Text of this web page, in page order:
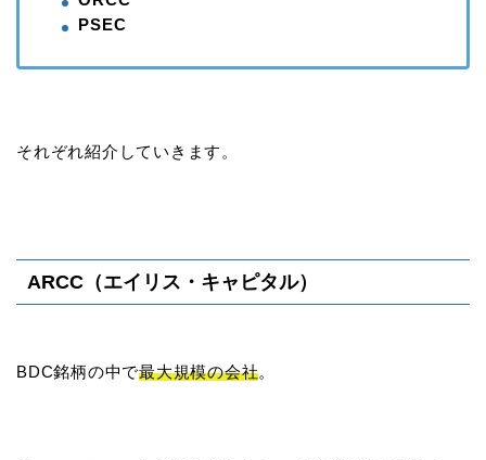
PSEC
それぞれ紹介していきます。
ARCC（エイリス・キャピタル）
BDC銘柄の中で最大規模の会社。